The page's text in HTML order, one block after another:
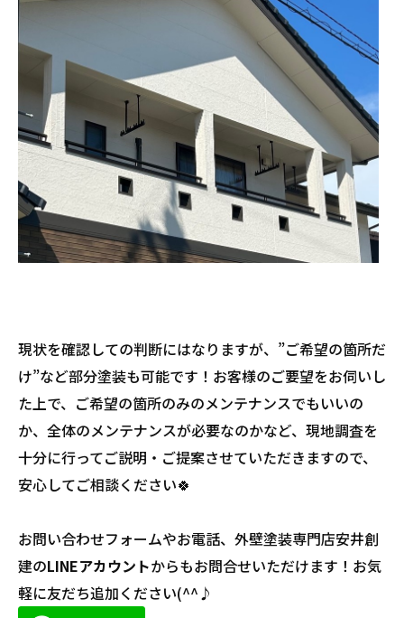
現状を確認しての判断にはなりますが、”ご希望の箇所だ
け”など部分塗装も可能です！お客様のご要望をお伺いし
た上で、ご希望の箇所のみのメンテナンスでもいいの
か、全体のメンテナンスが必要なのかなど、現地調査を
十分に行ってご説明・ご提案させていただきますので、
安心してご相談ください🍀
お問い合わせフォームやお電話、外壁塗装専門店安井創
建のLINEアカウントからもお問合せいただけます！お気
軽に友だち追加ください(^^♪